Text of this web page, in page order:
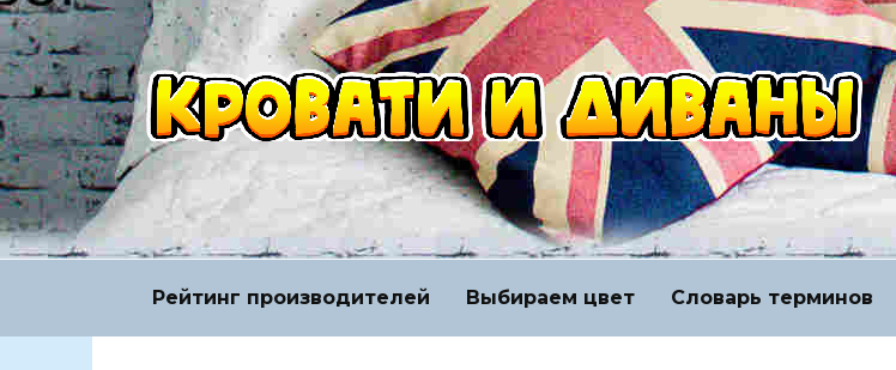
Перейти
к
содержанию
Рейтинг производителей Выбираем цвет Словарь терминов